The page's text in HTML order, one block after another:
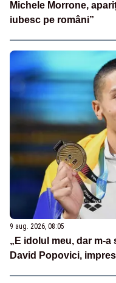
Michele Morrone,
iubesc pe români”
9 aug. 2026, 08:05
„E idolul meu, dar m-
David Popovici,